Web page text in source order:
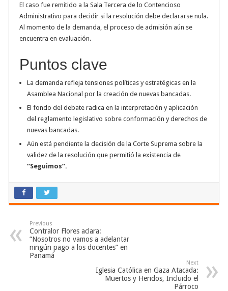
El caso fue remitido a la Sala Tercera de lo Contencioso
Administrativo para decidir si la resolución debe declararse nula.
Al momento de la demanda, el proceso de admisión aún se
encuentra en evaluación.
Puntos clave
La demanda refleja tensiones políticas y estratégicas en la
Asamblea Nacional por la creación de nuevas bancadas.
El fondo del debate radica en la interpretación y aplicación
del reglamento legislativo sobre conformación y derechos de
nuevas bancadas.
Aún está pendiente la decisión de la Corte Suprema sobre la
validez de la resolución que permitió la existencia de
“Seguimos”.
Previous
Contralor Flores aclara:
“Nosotros no vamos a adelantar
ningún pago a los docentes” en
Panamá
Next
Iglesia Católica en Gaza Atacada:
Muertos y Heridos, Incluido el
Párroco